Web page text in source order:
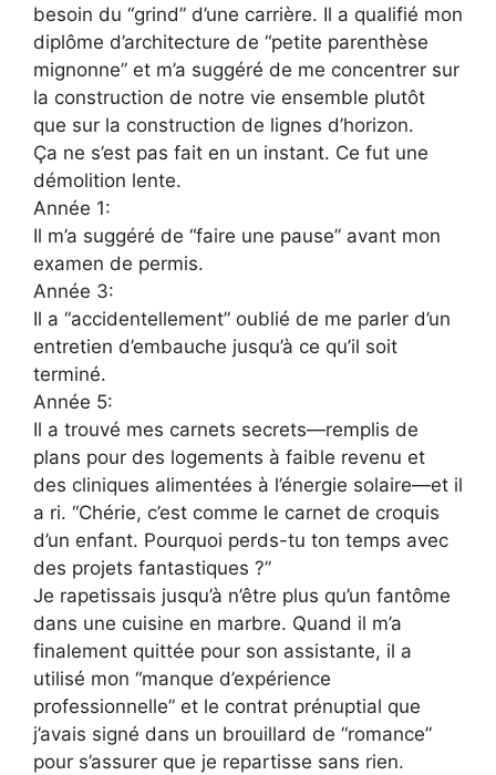
besoin du “grind” d’une carrière. Il a qualifié mon
diplôme d’architecture de “petite parenthèse
mignonne” et m’a suggéré de me concentrer sur
la construction de notre vie ensemble plutôt
que sur la construction de lignes d’horizon.
Ça ne s’est pas fait en un instant. Ce fut une
démolition lente.
Année 1:
Il m’a suggéré de “faire une pause” avant mon
examen de permis.
Année 3:
Il a “accidentellement” oublié de me parler d’un
entretien d’embauche jusqu’à ce qu’il soit
terminé.
Année 5:
Il a trouvé mes carnets secrets—remplis de
plans pour des logements à faible revenu et
des cliniques alimentées à l’énergie solaire—et il
a ri. “Chérie, c’est comme le carnet de croquis
d’un enfant. Pourquoi perds-tu ton temps avec
des projets fantastiques ?”
Je rapetissais jusqu’à n’être plus qu’un fantôme
dans une cuisine en marbre. Quand il m’a
finalement quittée pour son assistante, il a
utilisé mon “manque d’expérience
professionnelle” et le contrat prénuptial que
j’avais signé dans un brouillard de “romance”
pour s’assurer que je repartisse sans rien.